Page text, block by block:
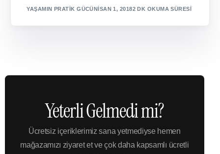
YAŞAMIN PRATIK GÜCÜNISAN 1, 20182 DK OKUMA SÜRESI
Yeterli Gelmedi mi?
Ücretsiz içeriklerimiz sana yetmediyse hemen
mağazamızı ziyaret et ve çok daha kapsamlı ücretli